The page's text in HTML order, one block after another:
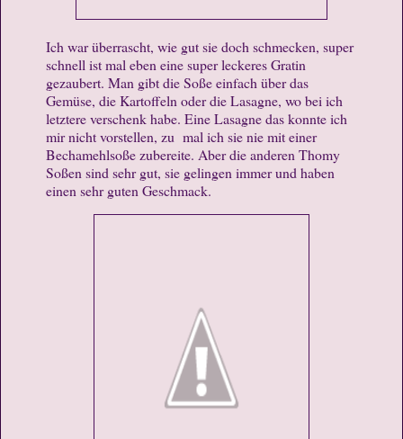
Ich war überrascht, wie gut sie doch schmecken, super
schnell ist mal eben eine super leckeres Gratin
gezaubert. Man gibt die Soße einfach über das
Gemüse, die Kartoffeln oder die Lasagne, wo bei ich
letztere verschenk habe. Eine Lasagne das konnte ich
mir nicht vorstellen, zu mal ich sie nie mit einer
Bechamehlsoße zubereite. Aber die anderen Thomy
Soßen sind sehr gut, sie gelingen immer und haben
einen sehr guten Geschmack.